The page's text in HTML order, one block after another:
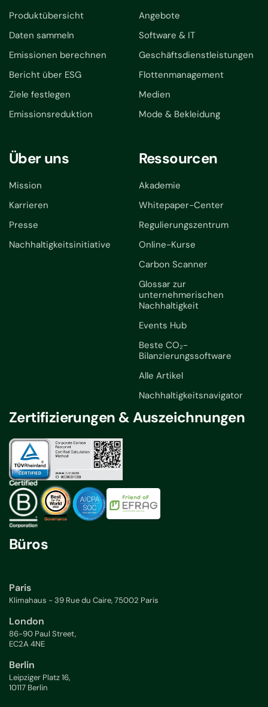
Produktübersicht
Daten sammeln
Emissionen berechnen
Bericht über ESG
Ziele festlegen
Emissionsreduktion
Angebote
Software & IT
Geschäftsdienstleistungen
Flottenmanagement
Medien
Mode & Bekleidung
Über uns
Mission
Karrieren
Presse
Nachhaltigkeitsinitiative
Ressourcen
Akademie
Whitepaper-Center
Regulierungszentrum
Online-Kurse
Carbon Scanner
Glossar zur
unternehmerischen
Nachhaltigkeit
Events Hub
Beste CO₂-
Bilanzierungssoftware
Alle Artikel
Nachhaltigkeitsnavigator
Zertifizierungen & Auszeichnungen
Büros
Paris
Klimahaus - 39 Rue du Caire, 75002 Paris
London
86-90 Paul Street,
EC2A 4NE
Berlin
Leipziger Platz 16,
10117 Berlin